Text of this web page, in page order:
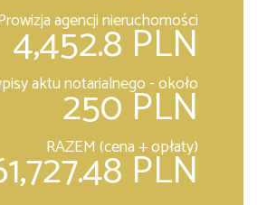
agencji nieruchomości
4,452.8 PLN
aktu notarialnego - około
250 PLN
RAZEM (cena + opłaty)
PLN